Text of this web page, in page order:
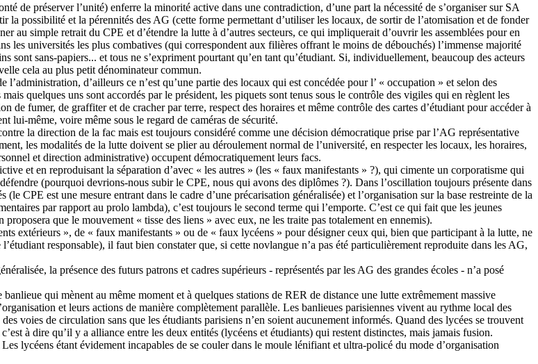
de préserver l’unité) enferre la minorité active dans une contradiction, d’une part la nécessité de s’organiser sur SA
possibilité et la pérennités des AG (cette forme permettant d’utiliser les locaux, de sortir de l’atomisation et de fonder
au simple retrait du CPE et d’étendre la lutte à d’autres secteurs, ce qui impliquerait d’ouvrir les assemblées pour en
les universités les plus combatives (qui correspondent aux filières offrant le moins de débouchés) l’immense majorité
sont sans-papiers... et tous ne s’expriment pourtant qu’en tant qu’étudiant. Si, individuellement, beaucoup des acteurs
cela au plus petit dénominateur commun.
d’ailleurs ce n’est qu’une partie des locaux qui est concédée pour l’ « occupation » et selon des
quelques uns sont accordés par le président, les piquets sont tenus sous le contrôle des vigiles qui en règlent les
de fumer, de graffiter et de cracher par terre, respect des horaires et même contrôle des cartes d’étudiant pour accéder à
lui-même, voire même sous le regard de caméras de sécurité.
la direction de la fac mais est toujours considéré comme une décision démocratique prise par l’AG représentative
les modalités de la lutte doivent se plier au déroulement normal de l’université, en respecter les locaux, les horaires,
et direction administrative) occupent démocratiquement leurs facs.
et en reproduisant la séparation d’avec « les autres » (les « faux manifestants » ?), qui cimente un corporatisme qui
(pourquoi devrions-nous subir le CPE, nous qui avons des diplômes ?). Dans l’oscillation toujours présente dans
CPE est une mesure entrant dans le cadre d’une précarisation généralisée) et l’organisation sur la base restreinte de la
par rapport au prolo lambda), c’est toujours le second terme qui l’emporte. C’est ce qui fait que les jeunes
que le mouvement « tisse des liens » avec eux, ne les traite pas totalement en ennemis).
extérieurs », de « faux manifestants » ou de « faux lycéens » pour désigner ceux qui, bien que participant à la lutte, ne
responsable), il faut bien constater que, si cette novlangue n’a pas été particulièrement reproduite dans les AG,
la présence des futurs patrons et cadres supérieurs - représentés par les AG des grandes écoles - n’a posé
qui mènent au même moment et à quelques stations de RER de distance une lutte extrêmement massive
et leurs actions de manière complètement parallèle. Les banlieues parisiennes vivent au rythme local des
voies de circulation sans que les étudiants parisiens n’en soient aucunement informés. Quand des lycées se trouvent
à dire qu’il y a alliance entre les deux entités (lycéens et étudiants) qui restent distinctes, mais jamais fusion.
lycéens étant évidement incapables de se couler dans le moule lénifiant et ultra-policé du mode d’organisation